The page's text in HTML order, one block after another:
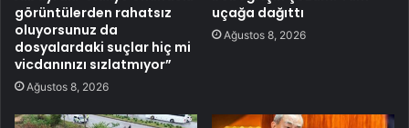
görüntülerden rahatsız
oluyorsunuz da
dosyalardaki suçlar hiç mi
vicdanınızı sızlatmıyor”
Ağustos 8, 2026
uçağa dağıttı
Ağustos 8, 2026